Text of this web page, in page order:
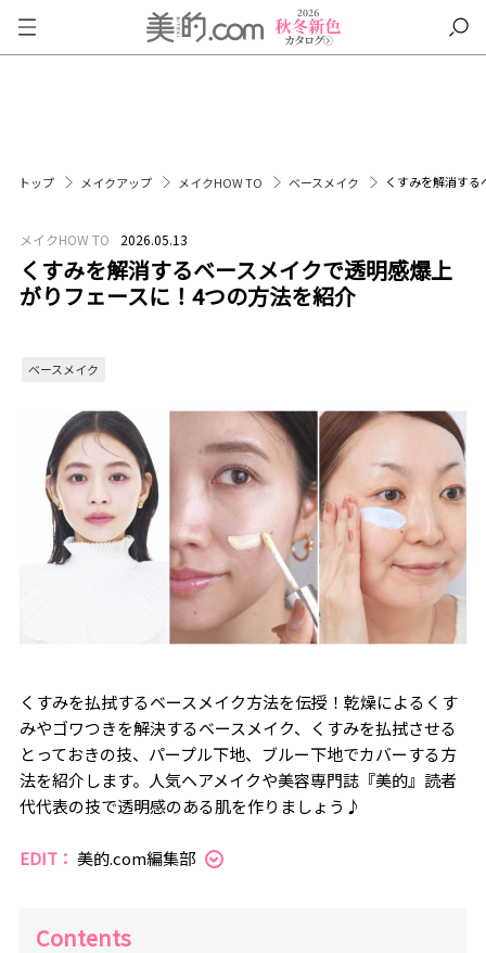
トップ メイクアップ メイクHOW TO ベースメイク くすみを解消す
メイクHOW TO 2026.05.13
くすみを解消するベースメイクで透明感爆上
がりフェースに！4つの方法を紹介
ベースメイク
くすみを払拭するベースメイク方法を伝授！乾燥によるくす
みやゴワつきを解決するベースメイク、くすみを払拭させる
とっておきの技、パープル下地、ブルー下地でカバーする方
法を紹介します。人気ヘアメイクや美容専門誌『美的』読者
代代表の技で透明感のある肌を作りましょう♪
EDIT： 美的.com編集部
Contents